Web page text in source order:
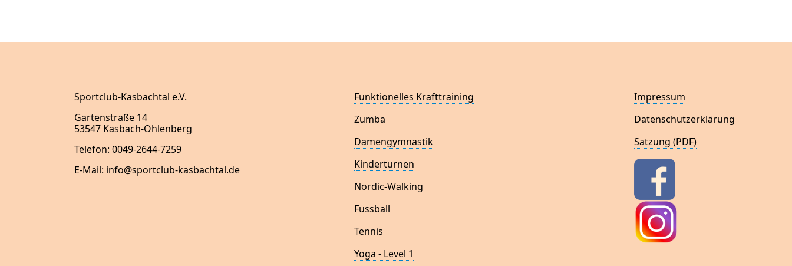
Sportclub-Kasbachtal e.V.
Gartenstraße 14
53547 Kasbach-Ohlenberg
Telefon: 0049-2644-7259
E-Mail: info@sportclub-kasbachtal.de
Funktionelles Krafttraining
Zumba
Damengymnastik
Kinderturnen
Nordic-Walking
Fussball
Tennis
Yoga - Level 1
Impressum
Datenschutzerklärung
Satzung (PDF)